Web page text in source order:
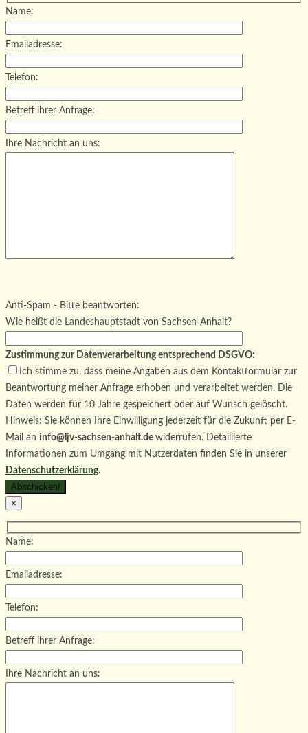
Name:
Emailadresse:
Telefon:
Betreff ihrer Anfrage:
Ihre Nachricht an uns:
Bitte lasse dieses Feld leer.
Anti-Spam - Bitte beantworten:
Wie heißt die Landeshauptstadt von Sachsen-Anhalt?
Zustimmung zur Datenverarbeitung entsprechend DSGVO:
Ich stimme zu, dass meine Angaben aus dem Kontaktformular zur
Beantwortung meiner Anfrage erhoben und verarbeitet werden. Die
Daten werden für 10 Jahre gespeichert oder auf Wunsch gelöscht.
Hinweis: Sie können Ihre Einwilligung jederzeit für die Zukunft per E-
Mail an info@ljv-sachsen-anhalt.de widerrufen. Detaillierte
Informationen zum Umgang mit Nutzerdaten finden Sie in unserer
Datenschutzerklärung.
×
Name:
Emailadresse:
Telefon:
Betreff ihrer Anfrage:
Ihre Nachricht an uns: